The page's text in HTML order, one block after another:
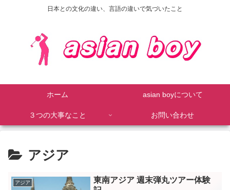
日本との文化の違い、言語の違いで気づいたこと
ホーム asian boyについて
３つの大事なこと お問い合わせ
アジア
アジア
東南アジア 週末弾丸ツアー体験